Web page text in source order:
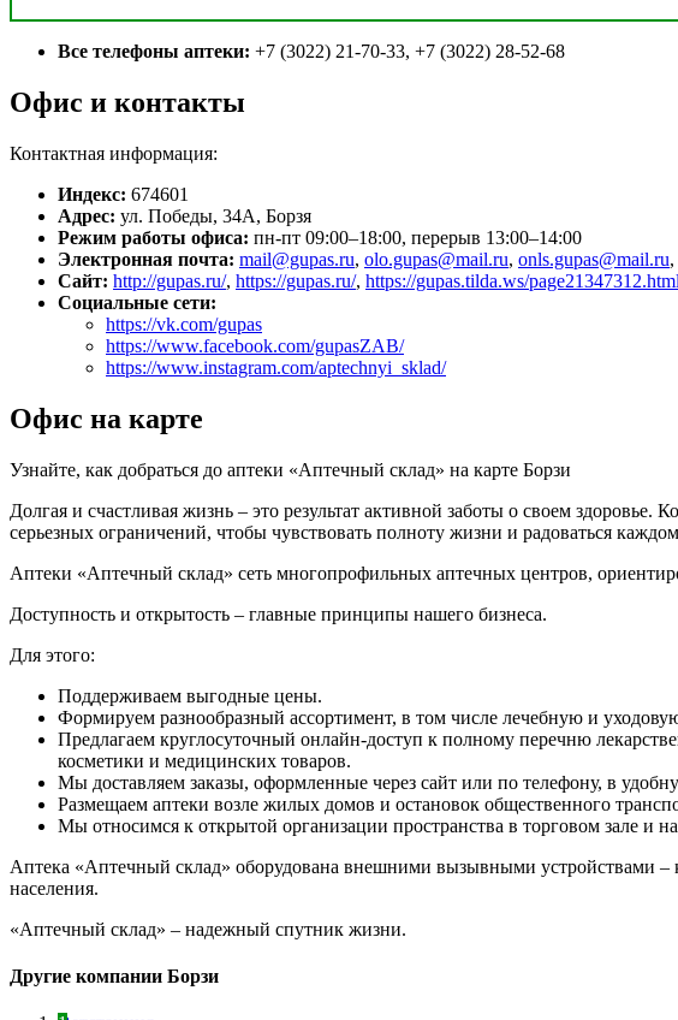
Все телефоны аптеки: +7 (3022) 21-70-33, +7 (3022) 28-52-68
Офис и контакты
Контактная информация:
Индекс: 674601
Адрес: ул. Победы, 34А, Борзя
Режим работы офиса: пн-пт 09:00–18:00, перерыв 13:00–14:00
Электронная почта: mail@gupas.ru, olo.gupas@mail.ru, onls.gupas@mail.ru,
Сайт: http://gupas.ru/, https://gupas.ru/, https://gupas.tilda.ws/page21347312.html
Социальные сети:
https://vk.com/gupas
https://www.facebook.com/gupasZAB/
https://www.instagram.com/aptechnyi_sklad/
Офис на карте
Узнайте, как добраться до аптеки «Аптечный склад» на карте Борзи
Долгая и счастливая жизнь – это результат активной заботы о своем
серьезных ограничений, чтобы чувствовать полноту жизни и радоваться
Аптеки «Аптечный склад» сеть многопрофильных аптечных центров,
Доступность и открытость – главные принципы нашего бизнеса.
Для этого:
Поддерживаем выгодные цены.
Формируем разнообразный ассортимент, в том числе лечебную и
Предлагаем круглосуточный онлайн-доступ к полному перечню
косметики и медицинских товаров.
Мы доставляем заказы, оформленные через сайт или по телефону, в
Размещаем аптеки возле жилых домов и остановок общественного
Мы относимся к открытой организации пространства в торговом зале и на
Аптека «Аптечный склад» оборудована внешними вызывными устройствами
населения.
«Аптечный склад» – надежный спутник жизни.
Другие компании Борзи